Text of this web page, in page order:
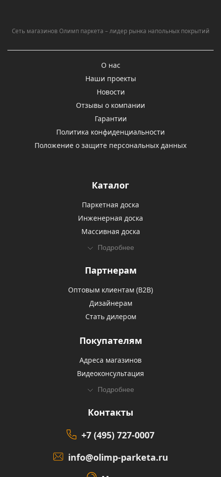
Сеть магазинов Олимп паркета – лидер рынка напольных покрытий
О нас
Наши проекты
Новости
Отзывы о компании
Гарантии
Политика конфиденциальности
Положение о защите персональных данных
Каталог
Паркетная доска
Инженерная доска
Массивная доска
Подробнее
Партнерам
Оптовым клиентам (В2В)
Дизайнерам
Стать дилером
Покупателям
Адреса магазинов
Видеоконсультация
Подробнее
Контакты
+7 (495) 727-0007
info@olimp-parketa.ru